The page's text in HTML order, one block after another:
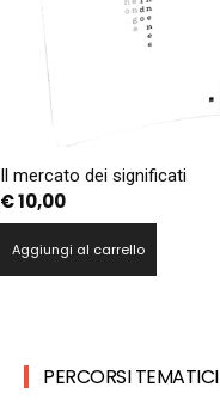
Il mercato dei significati
€10,00
Aggiungi al carrello
PERCORSI TEMATICI